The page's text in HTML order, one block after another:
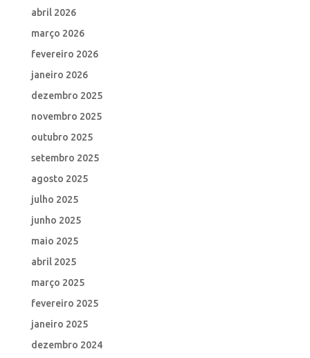
abril 2026
março 2026
fevereiro 2026
janeiro 2026
dezembro 2025
novembro 2025
outubro 2025
setembro 2025
agosto 2025
julho 2025
junho 2025
maio 2025
abril 2025
março 2025
fevereiro 2025
janeiro 2025
dezembro 2024